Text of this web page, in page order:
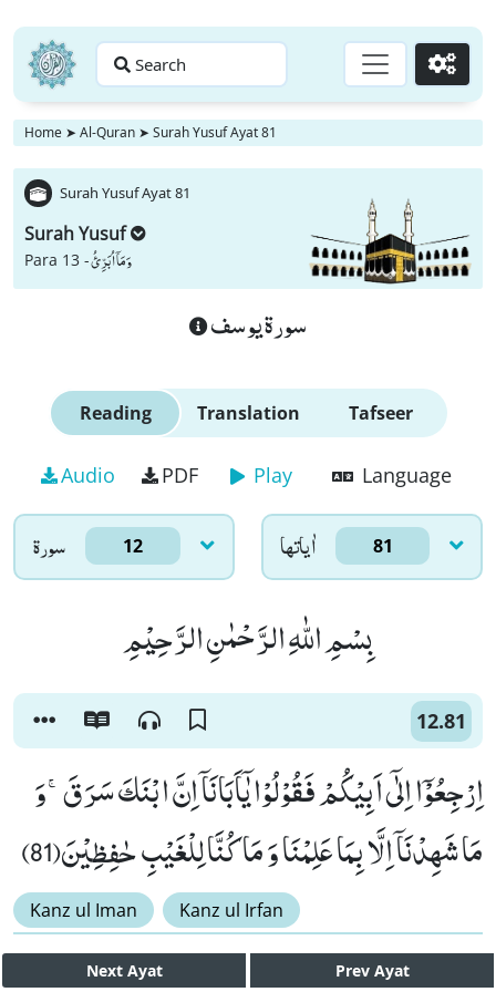
Search Go
Home ➤ Al-Quran ➤ Surah Yusuf Ayat 81
Surah Yusuf Ayat 81
Surah Yusuf
Para 13 -وَ مَاۤ اُبَرِّئُ
سورة يوسف
Reading Translation Tafseer
Audio PDF Play Language
سورۃ 12 اٰياتها 81
بِسْمِ اللّٰهِ الرَّحْمٰنِ الرَّحِیْمِ
12.81
اِرْجِعُوْۤا اِلٰۤى اَبِیْكُمْ فَقُوْلُوْا یٰۤاَبَانَاۤ اِنَّ ابْنَكَ سَرَقَۚ-وَ
مَا شَهِدْنَاۤ اِلَّا بِمَا عَلِمْنَا وَ مَا كُنَّا لِلْغَیْبِ حٰفِظِیْنَ(81)
Kanz ul Iman Kanz ul Irfan
Next Ayat Prev Ayat